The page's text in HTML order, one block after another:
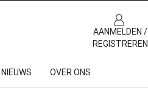
AANMELDEN /
REGISTREREN
NIEUWS OVER ONS